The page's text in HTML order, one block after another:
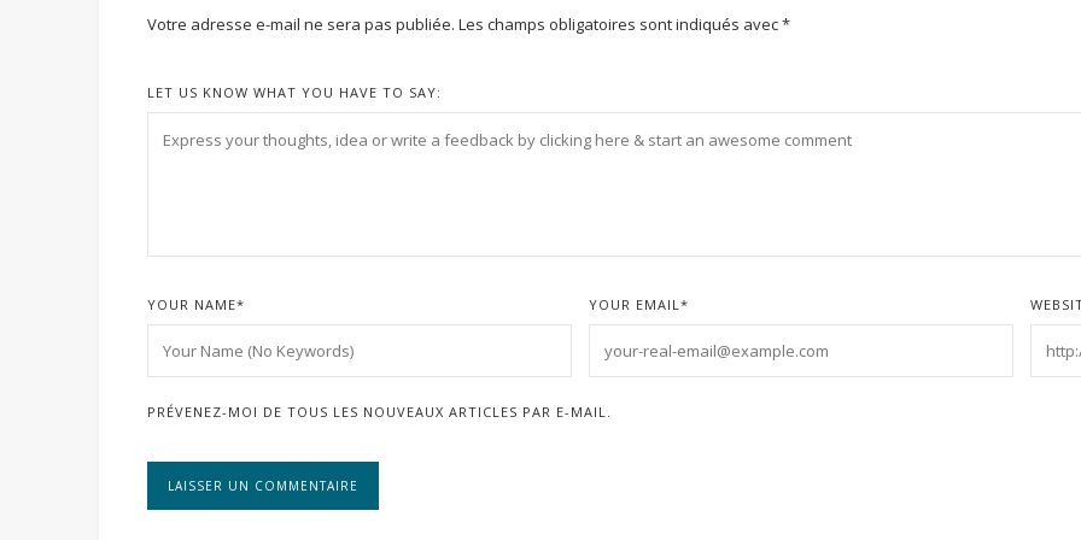
Votre adresse e-mail ne sera pas publiée. Les champs obligatoires sont indiqués avec*
LET US KNOW WHAT YOU HAVE TO SAY:
YOUR NAME* YOUR EMAIL *
PRÉVENEZ-MOI DE TOUS LES NOUVEAUX ARTICLES PAR E-MAIL.